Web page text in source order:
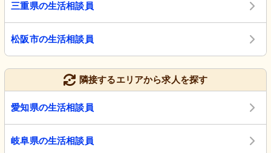
三重県の生活相談員
松阪市の生活相談員
隣接するエリアから求人を探す
愛知県の生活相談員
岐阜県の生活相談員